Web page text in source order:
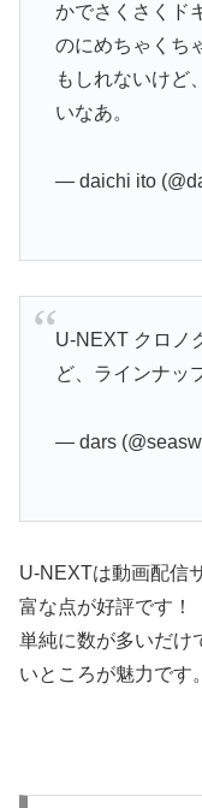
かでさくさくド
のにめちゃくち
もしれないけど
いなあ。
— daichi ito
U-NEXT クロノ
ど、ラインナッ
— dars
U-NEXTは動画配信
富な点が好評です！
単純に数が多いだけ
いところが魅力です。